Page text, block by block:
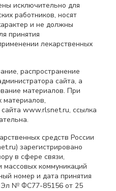
исключительно для
работников, носят
и не должны
принятия
лекарственных
распространение
сайта, а
материалов. При
www.rlsnet.ru, ссылка
средств России
зарегистрировано
в сфере связи,
коммуникаций
номер и дата принятия
Эл № ФС77-85156 от 25